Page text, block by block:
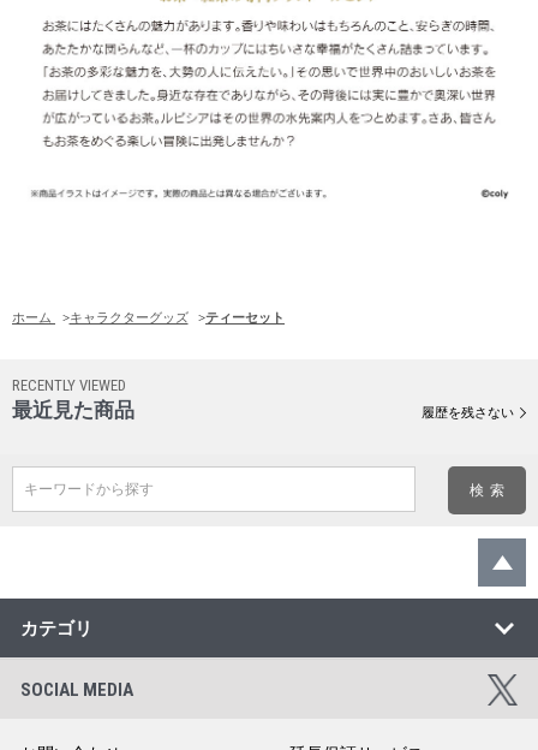
ホーム >キャラクターグッズ >ティーセット
RECENTLY VIEWED
最近見た商品 履歴を残さない
キーワードから探す
カテゴリ
SOCIAL MEDIA